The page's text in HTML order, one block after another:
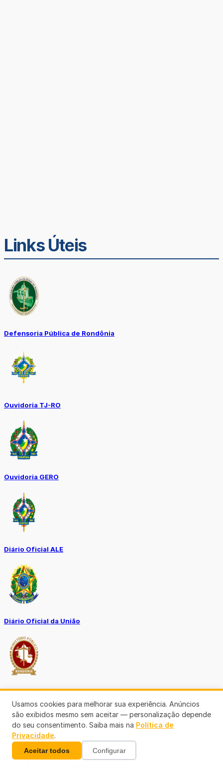
Links Úteis
Defensoria Pública de Rondônia
Ouvidoria TJ-RO
Ouvidoria GERO
Diário Oficial ALE
Diário Oficial da União
Ouvidoria MP-RO
Usamos cookies para melhorar sua experiência. Anúncios
são exibidos mesmo sem aceitar — personalização depende
do seu consentimento. Saiba mais na Política de
Privacidade.
Aceitar todos Configurar